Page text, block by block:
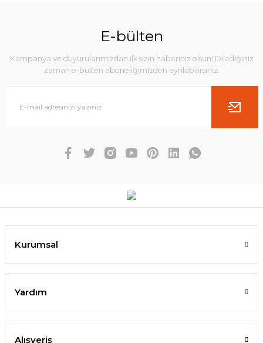
E-bülten
Kampanya ve duyurularımızdan ilk sizin haberiniz olsun! Dilediğiniz
zaman e-bülten aboneliğimizden ayrılabilirsiniz.
Kurumsal
Yardım
Alışveriş